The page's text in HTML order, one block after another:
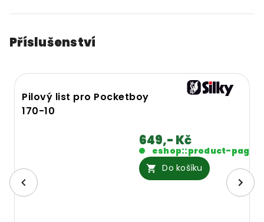
Příslušenství
Pilový list pro Pocketboy
170-10
649,- Kč
eshop::product-
Do košíku